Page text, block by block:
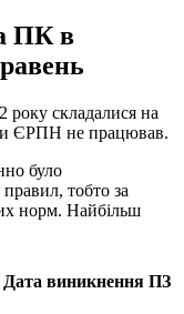
ПК в
року складалися на
ЄРПН не працював.
було
тобто за
норм. Найбільш
Дата виникнення ПЗ